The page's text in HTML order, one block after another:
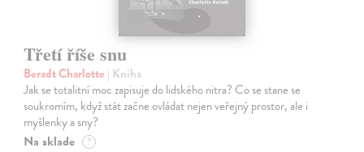
Třetí říše snu
Beradt Charlotte | Kniha
Jak se totalitní moc zapisuje do lidského nitra? Co se stane se
soukromím, když stát začne ovládat nejen veřejný prostor, ale i
myšlenky a sny?
Na sklade ?